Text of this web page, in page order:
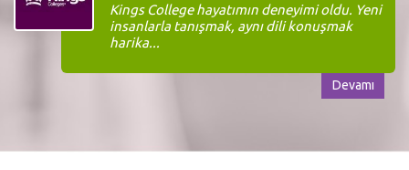
Kings College hayatımın deneyimi oldu. Yeni
insanlarla tanışmak, aynı dili konuşmak
harika...
Devamı